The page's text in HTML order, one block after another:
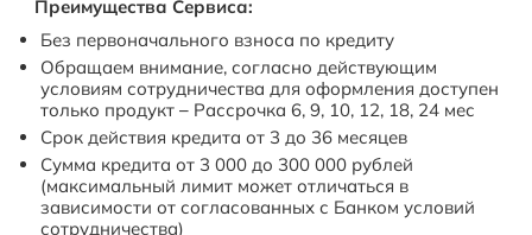
Преимущества Сервиса:
Без первоначального взноса по кредиту
Обращаем внимание, согласно действующим
условиям сотрудничества для оформления доступен
только продукт – Рассрочка 6, 9, 10, 12, 18, 24 мес
Срок действия кредита от 3 до 36 месяцев
Сумма кредита от 3 000 до 300 000 рублей
(максимальный лимит может отличаться в
зависимости от согласованных с Банком условий
сотрудничества)